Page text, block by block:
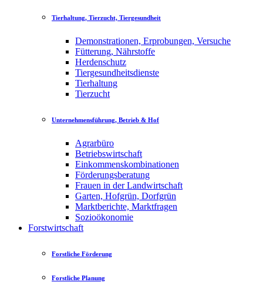
Tierhaltung, Tierzucht, Tiergesundheit
Demonstrationen, Erprobungen, Versuche
Fütterung, Nährstoffe
Herdenschutz
Tiergesundheitsdienste
Tierhaltung
Tierzucht
Unternehmensführung, Betrieb & Hof
Agrarbüro
Betriebswirtschaft
Einkommenskombinationen
Förderungsberatung
Frauen in der Landwirtschaft
Garten, Hofgrün, Dorfgrün
Marktberichte, Marktfragen
Sozioökonomie
Forstwirtschaft
Forstliche Förderung
Forstliche Planung